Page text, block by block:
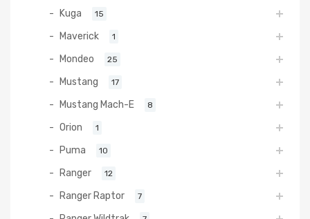
Kuga 15
Maverick 1
Mondeo 25
Mustang 17
Mustang Mach-E 8
Orion 1
Puma 10
Ranger 12
Ranger Raptor 7